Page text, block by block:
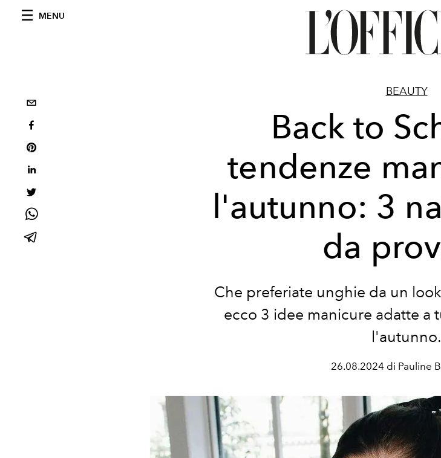
MENU
BEAUTY
Back to
tendenze
l'autunno: 3
da
Che preferiate unghie da un
ecco 3 idee manicure adatte a
l'autunno.
26.08.2024 di Pauline